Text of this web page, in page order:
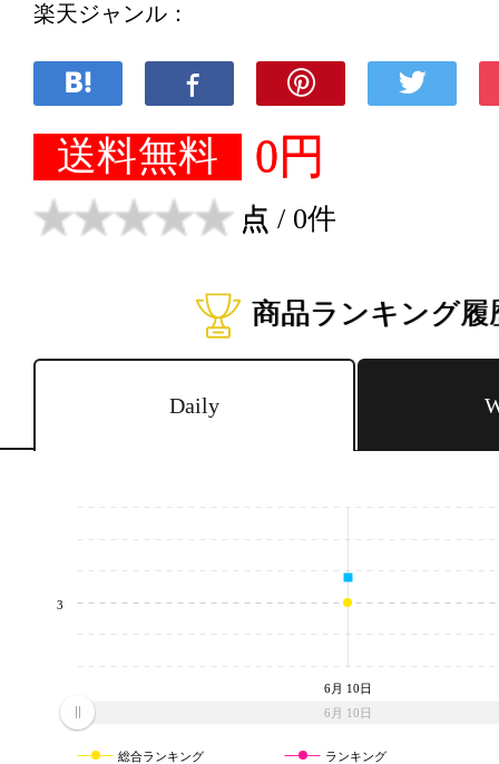
楽天ジャンル：
送料無料 0円
点 / 0件
商品ランキング履
Daily
6月 10日
6月 10日
3
総合ランキング ランキング